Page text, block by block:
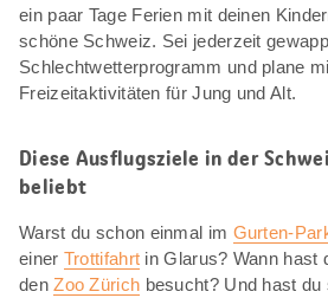
ein paar Tage Ferien mit deinen
schöne Schweiz. Sei jederzeit
Schlechtwetterprogramm und plane
Freizeitaktivitäten für Jung und Alt.
Diese Ausflugsziele in der
beliebt
Warst du schon einmal im Gurten-
einer Trottifahrt in Glarus? Wann hast
denZoo Zürich besucht? Und hast du